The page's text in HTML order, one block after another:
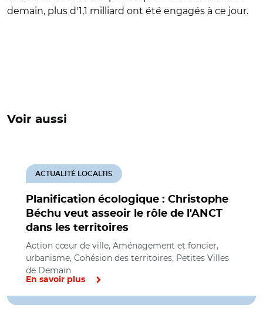
demain, plus d'1,1 milliard ont été engagés à ce jour.
Voir aussi
Planification écologique : Christophe
Béchu veut asseoir le rôle de l'ANCT
dans les territoires
ACTUALITÉ LOCALTIS
Action cœur de ville, Aménagement et foncier,
urbanisme, Cohésion des territoires, Petites Villes
de Demain
En savoir plus